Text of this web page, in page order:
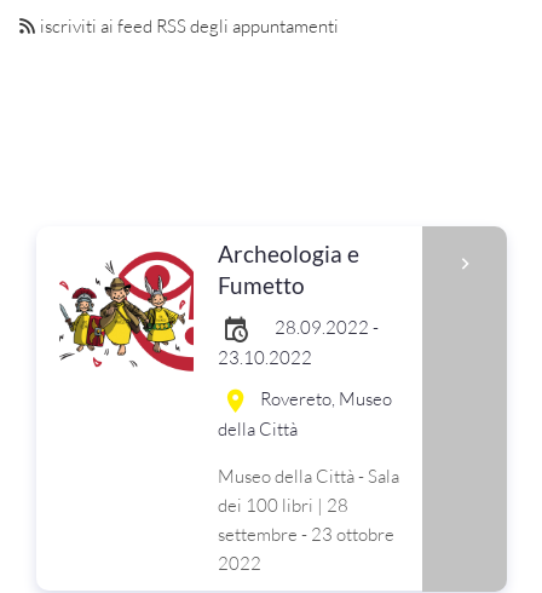
iscriviti ai feed RSS degli appuntamenti
Archeologia e
Fumetto
28.09.2022 -
23.10.2022
Rovereto, Museo
della Città
Museo della Città - Sala
dei 100 libri | 28
settembre - 23 ottobre
2022